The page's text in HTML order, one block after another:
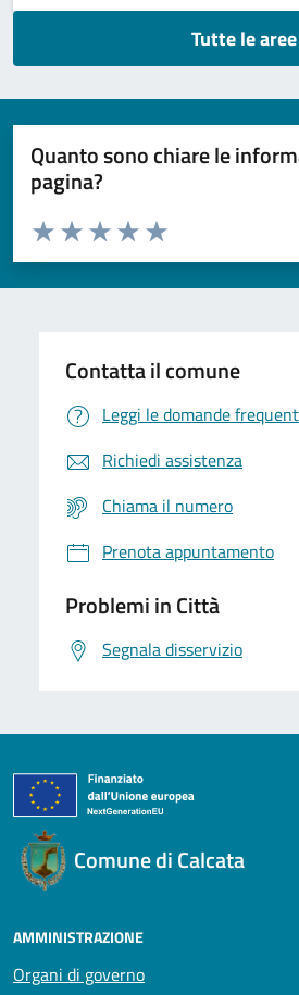
Tutte le aree
Quanto sono chiare le
pagina?
Domanda
Valuta da 1 a 5 stelle la pagina
Valuta 5 stelle su 5
Valuta 4 stelle su 5
Valuta 3 stelle su 5
Valuta 2 stelle su 5
Valuta 1 stelle su 5
Contatta il comune
Leggi le domande
Richiedi assistenza
Chiama il numero
Prenota appuntamento
Problemi in Città
Segnala disservizio
Comune di Calcata
AMMINISTRAZIONE
Organi di governo